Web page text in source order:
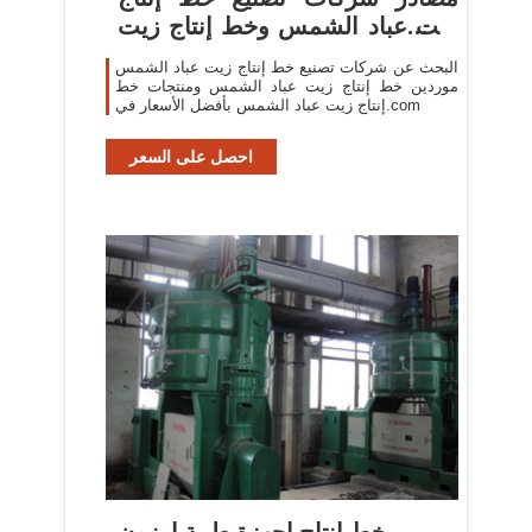
زيت عباد الشمس وخط إنتاج زيت
البحث عن شركات تصنيع خط إنتاج زيت عباد الشمس
موردين خط إنتاج زيت عباد الشمس ومنتجات خط
إنتاج زيت عباد الشمس بأفضل الأسعار في.com
احصل على السعر